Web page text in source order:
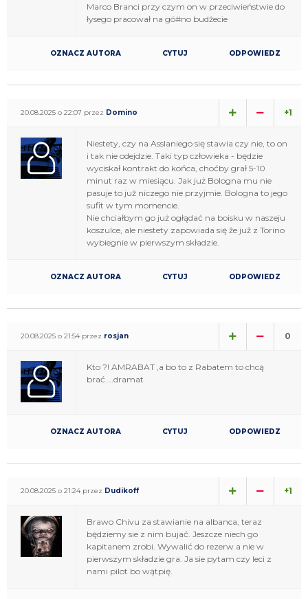
Marco Branci przy czym on w przeciwieństwie do
łysego pracował na gó#no budżecie
OZNACZ AUTORA CYTUJ ODPOWIEDZ
20.08.2025 o 22:07 przez Domino +1
Niestety, czy na Asslaniego się stawia czy nie, to on
i tak nie odejdzie. Taki typ człowieka - będzie
wyciskał kontrakt do końca, choćby grał 5-10
minut raz w miesiącu. Jak już Bologna mu nie
pasuje to już niczego nie przyjmie. Bologna to jego
sufit w tym momencie.
Nie chciałbym go już ogłądać na boisku w naszeju
koszulce, ale niestety zapowiada się że już z Torino
wybiegnie w pierwszym składzie.
OZNACZ AUTORA CYTUJ ODPOWIEDZ
20.08.2025 o 21:54 przez rosjan 0
Kto ?! AMRABAT ,a bo to z Rabatem to chcą
brać....dramat
OZNACZ AUTORA CYTUJ ODPOWIEDZ
20.08.2025 o 21:24 przez Dudikoff +1
Brawo Chivu za stawianie na albanca, teraz
będziemy sie z nim bujać. Jeszcze niech go
kapitanem zrobi. Wywalić do rezerw a nie w
pierwszym składzie gra. Ja sie pytam czy leci z
nami pilot bo wątpię.